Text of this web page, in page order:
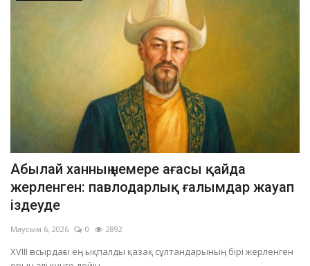
Спорт
ОЙЫН-САУЫҚ
OFFICIAL
Абылай ханның немере ағасы қайда
жерленген: павлодарлық ғалымдар жауап
іздеуде
Маусым 6, 2026 0 2892
XVIII ғасырдағы ең ықпалды қазақ сұлтандарының бірі жерленген